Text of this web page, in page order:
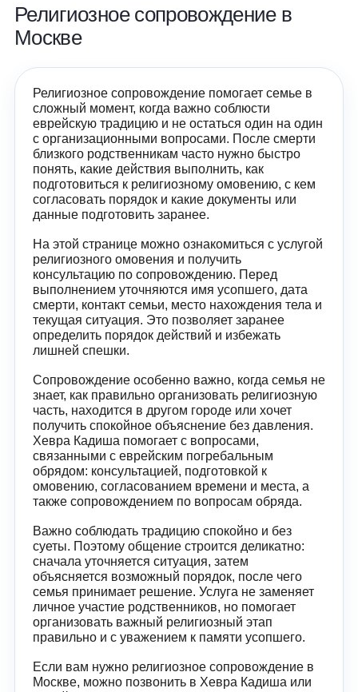
Религиозное сопровождение в
Москве
Религиозное сопровождение помогает семье в
сложный момент, когда важно соблюсти
еврейскую традицию и не остаться один на один
с организационными вопросами. После смерти
близкого родственникам часто нужно быстро
понять, какие действия выполнить, как
подготовиться к религиозному омовению, с кем
согласовать порядок и какие документы или
данные подготовить заранее.
На этой странице можно ознакомиться с услугой
религиозного омовения и получить
консультацию по сопровождению. Перед
выполнением уточняются имя усопшего, дата
смерти, контакт семьи, место нахождения тела и
текущая ситуация. Это позволяет заранее
определить порядок действий и избежать
лишней спешки.
Сопровождение особенно важно, когда семья не
знает, как правильно организовать религиозную
часть, находится в другом городе или хочет
получить спокойное объяснение без давления.
Хевра Кадиша помогает с вопросами,
связанными с еврейским погребальным
обрядом: консультацией, подготовкой к
омовению, согласованием времени и места, а
также сопровождением по вопросам обряда.
Важно соблюдать традицию спокойно и без
суеты. Поэтому общение строится деликатно:
сначала уточняется ситуация, затем
объясняется возможный порядок, после чего
семья принимает решение. Услуга не заменяет
личное участие родственников, но помогает
организовать важный религиозный этап
правильно и с уважением к памяти усопшего.
Если вам нужно религиозное сопровождение в
Москве, можно позвонить в Хевра Кадиша или